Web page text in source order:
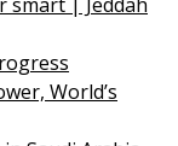
World’s